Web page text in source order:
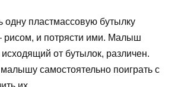
одну пластмассовую бутылку
рисом, и потрясти ими. Малыш
исходящий от бутылок, различен.
самостоятельно поиграть с